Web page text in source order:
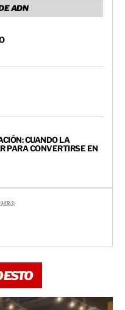
ADN
CUANDO LA
PARA CONVERTIRSE EN